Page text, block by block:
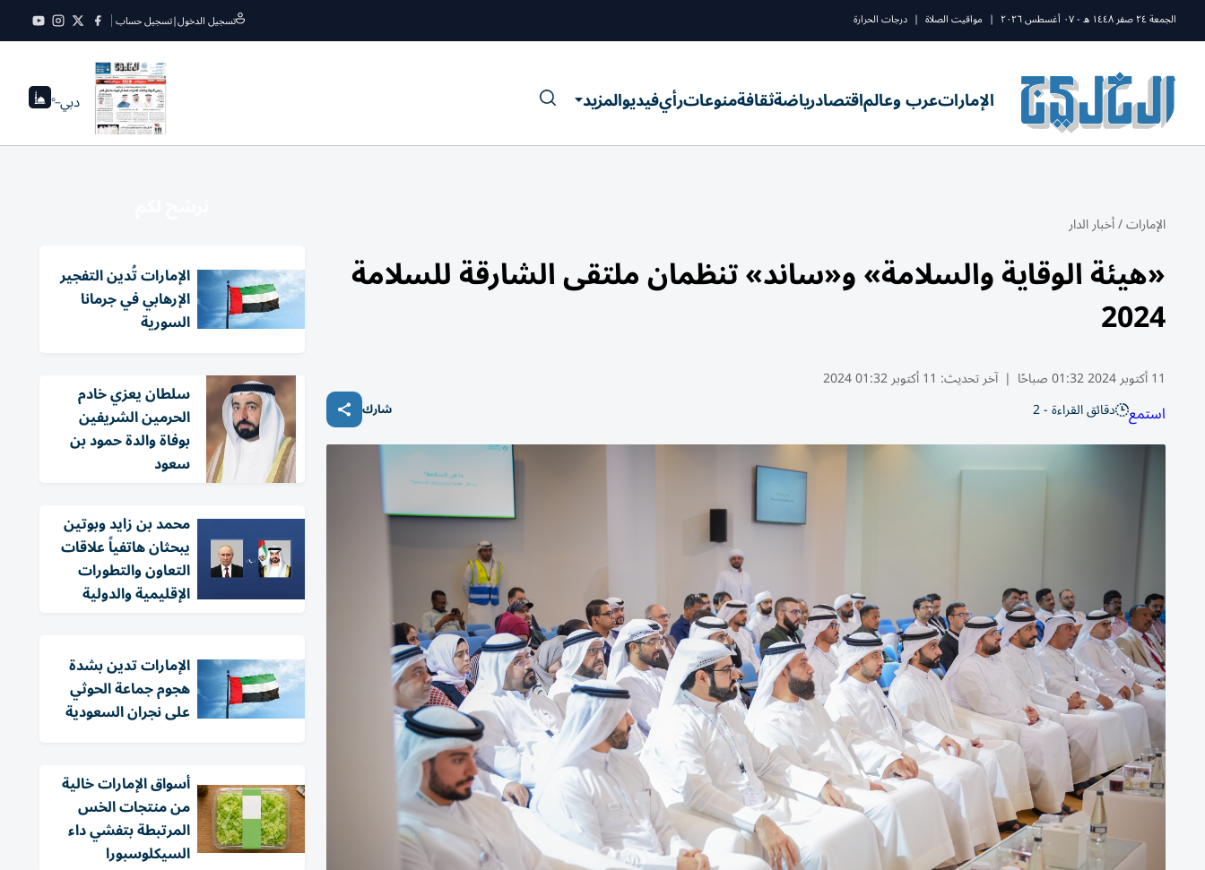
الجمعة ٢٤ صفر ١٤٤٨ ه - ٠٧ أغسطس ٢٠٢٦ | مواقيت الصلاة | درجات الحرارة تسجيل الدخول|تسجيل حساب
الإماراتعرب وعالماقتصادرياضةثقافةمنوعاترأيفيديوالمزيد دبي--°
الإمارات/أخبار الدار
«هيئة الوقاية والسلامة» و«ساند» تنظمان ملتقى الشارقة للسلامة
2024
11 أكتوبر 2024 01:32 صباحًا | آخر تحديث: 11 أكتوبر 01:32 2024
استمع دقائق القراءة - 2 شارك
الإمارات تُدين التفجير
الإرهابي في جرمانا
السورية
سلطان يعزي خادم
الحرمين الشريفين
بوفاة والدة حمود بن
سعود
محمد بن زايد وبوتين
يبحثان هاتفياً علاقات
التعاون والتطورات
الإقليمية والدولية
الإمارات تدين بشدة
هجوم جماعة الحوثي
على نجران السعودية
أسواق الإمارات خالية
من منتجات الخس
المرتبطة بتفشي داء
السيكلوسبورا